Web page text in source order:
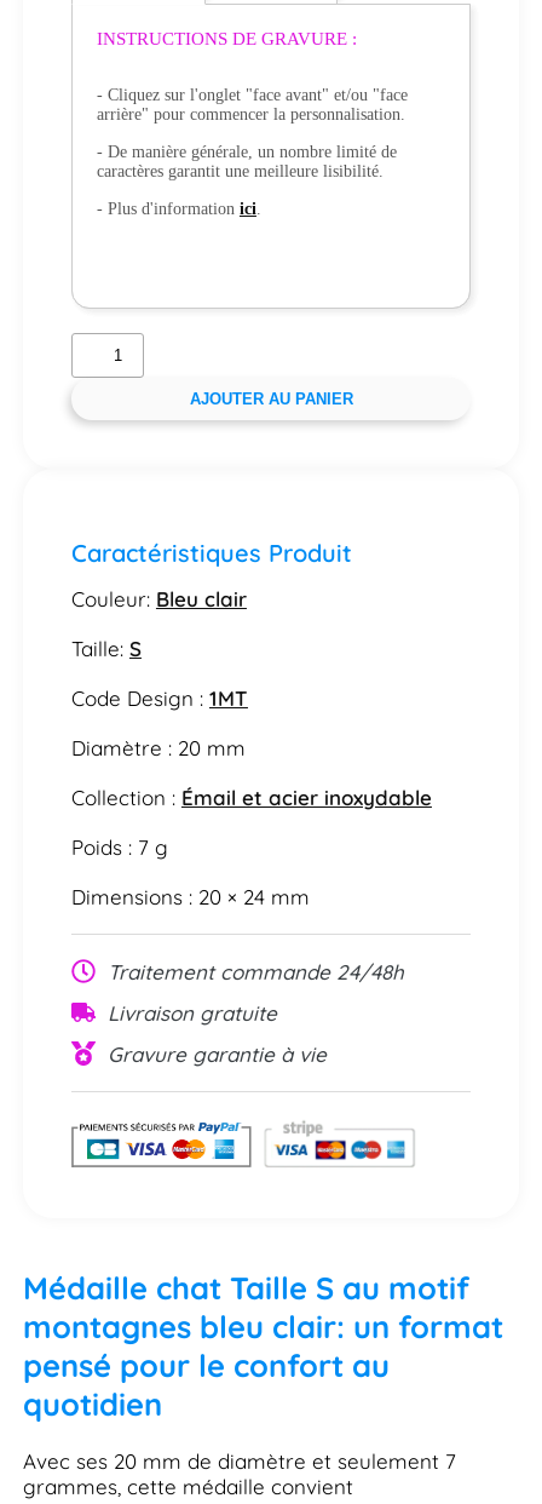
INSTRUCTIONS DE GRAVURE :
- Cliquez sur l'onglet "face avant" et/ou "face
arrière" pour commencer la personnalisation.
- De manière générale, un nombre limité de
caractères garantit une meilleure lisibilité.
- Plus d'information ici.
AJOUTER AU PANIER
Caractéristiques Produit
Couleur: Bleu clair
Taille: S
Code Design : 1MT
Diamètre : 20 mm
Collection : Émail et acier inoxydable
Poids : 7 g
Dimensions : 20 × 24 mm
Traitement commande 24/48h
Livraison gratuite
Gravure garantie à vie
Médaille chat Taille S au motif
montagnes bleu clair: un format
pensé pour le confort au
quotidien
Avec ses 20 mm de diamètre et seulement 7
grammes, cette médaille convient